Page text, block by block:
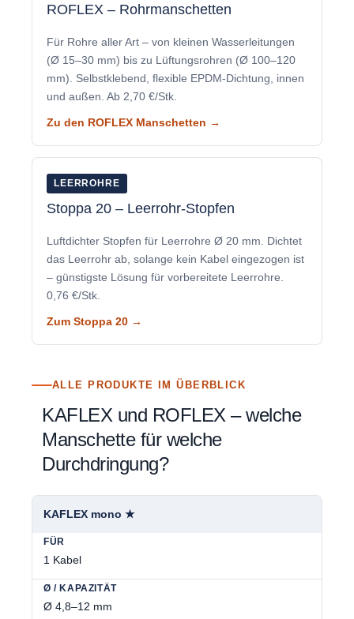
ROFLEX – Rohrmanschetten
Für Rohre aller Art – von kleinen Wasserleitungen
(Ø 15–30 mm) bis zu Lüftungsrohren (Ø 100–120
mm). Selbstklebend, flexible EPDM-Dichtung, innen
und außen. Ab 2,70 €/Stk.
Zu den ROFLEX Manschetten →
LEERROHRE
Stoppa 20 – Leerrohr-Stopfen
Luftdichter Stopfen für Leerrohre Ø 20 mm. Dichtet
das Leerrohr ab, solange kein Kabel eingezogen ist
– günstigste Lösung für vorbereitete Leerrohre.
0,76 €/Stk.
Zum Stoppa 20 →
ALLE PRODUKTE IM ÜBERBLICK
KAFLEX und ROFLEX – welche
Manschette für welche
Durchdringung?
KAFLEX mono ★
1 Kabel
Ø 4,8–12 mm